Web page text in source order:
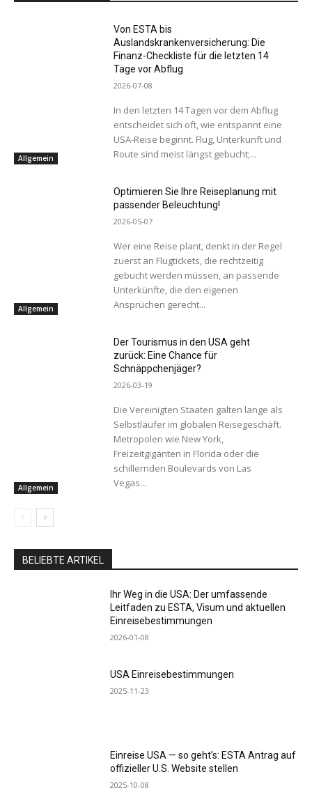
Allgemein
Von ESTA bis
Auslandskrankenversicherung: Die
Finanz-Checkliste für die letzten 14
Tage vor Abflug
2026-07-08
In den letzten 14 Tagen vor dem Abflug
entscheidet sich oft, wie entspannt eine
USA-Reise beginnt. Flug, Unterkunft und
Route sind meist längst gebucht;...
Allgemein
Optimieren Sie Ihre Reiseplanung mit
passender Beleuchtung!
2026-05-07
Wer eine Reise plant, denkt in der Regel
zuerst an Flugtickets, die rechtzeitig
gebucht werden müssen, an passende
Unterkünfte, die den eigenen
Ansprüchen gerecht...
Allgemein
Der Tourismus in den USA geht
zurück: Eine Chance für
Schnäppchenjäger?
2026-03-19
Die Vereinigten Staaten galten lange als
Selbstläufer im globalen Reisegeschäft.
Metropolen wie New York,
Freizeitgiganten in Florida oder die
schillernden Boulevards von Las
Vegas...
BELIEBTE ARTIKEL
Ihr Weg in die USA: Der umfassende
Leitfaden zu ESTA, Visum und aktuellen
Einreisebestimmungen
2026-01-08
USA Einreisebestimmungen
2025-11-23
Einreise USA — so geht’s: ESTA Antrag auf
offizieller U.S. Website stellen
2025-10-08